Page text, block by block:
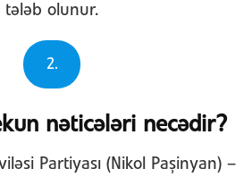
tələb olunur.
2.
nəticələri necədir?
Partiyası (Nikol Paşinyan) –